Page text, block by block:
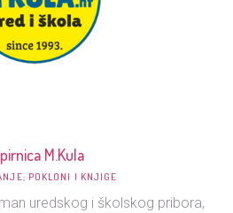
M.Kula
POKLONI I KNJIGE
uredskog i školskog pribora,